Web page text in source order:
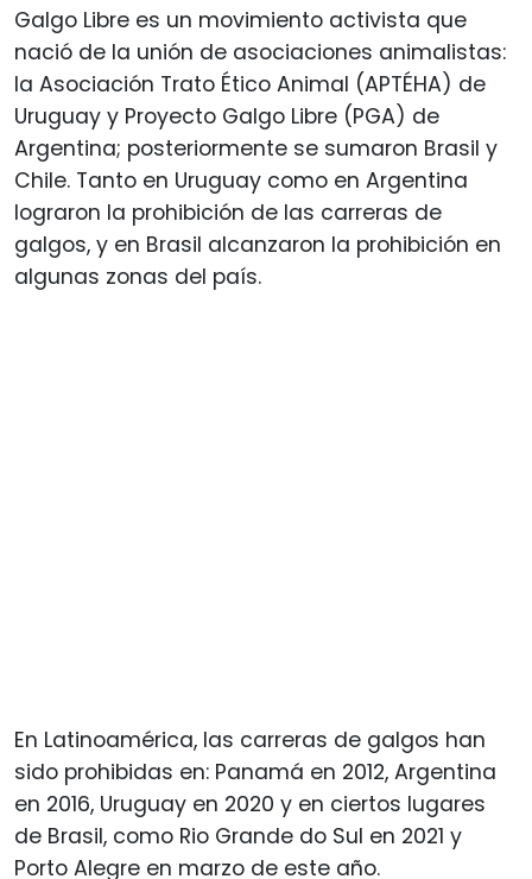
Galgo Libre es un movimiento activista que
nació de la unión de asociaciones animalistas:
la Asociación Trato Ético Animal (APTÉHA) de
Uruguay y Proyecto Galgo Libre (PGA) de
Argentina; posteriormente se sumaron Brasil y
Chile. Tanto en Uruguay como en Argentina
lograron la prohibición de las carreras de
galgos, y en Brasil alcanzaron la prohibición en
algunas zonas del país.
En Latinoamérica, las carreras de galgos han
sido prohibidas en: Panamá en 2012, Argentina
en 2016, Uruguay en 2020 y en ciertos lugares
de Brasil, como Rio Grande do Sul en 2021 y
Porto Alegre en marzo de este año.